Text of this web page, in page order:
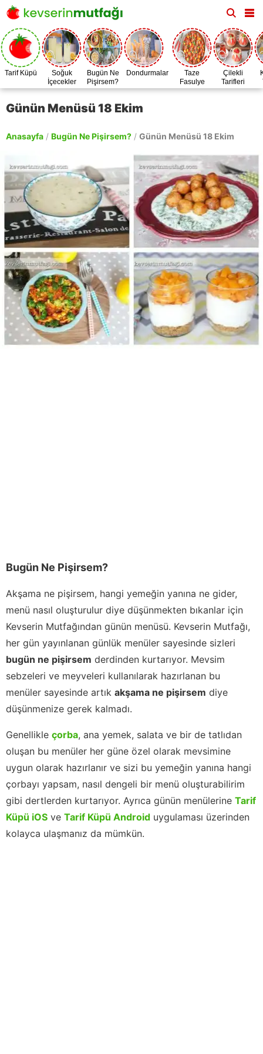
Tarif Küpü
Soğuk
İçecekler
Bugün Ne
Pişirsem?
Dondurmalar
Taze
Fasulye
Zamanı
Çilekli
Tarifleri
Günün Menüsü 18 Ekim
Anasayfa / Bugün Ne Pişirsem? / Günün Menüsü 18 Ekim
Bugün Ne Pişirsem?
Akşama ne pişirsem, hangi yemeğin yanına ne gider,
menü nasıl oluşturulur diye düşünmekten bıkanlar için
Kevserin Mutfağından günün menüsü. Kevserin Mutfağı,
her gün yayınlanan günlük menüler sayesinde sizleri
bugün ne pişirsem derdinden kurtarıyor. Mevsim
sebzeleri ve meyveleri kullanılarak hazırlanan bu
menüler sayesinde artık akşama ne pişirsem diye
düşünmenize gerek kalmadı.
Genellikle çorba, ana yemek, salata ve bir de tatlıdan
oluşan bu menüler her güne özel olarak mevsimine
uygun olarak hazırlanır ve sizi bu yemeğin yanına hangi
çorbayı yapsam, nasıl dengeli bir menü oluşturabilirim
gibi dertlerden kurtarıyor. Ayrıca günün menülerine Tarif
Küpü iOS ve Tarif Küpü Android uygulaması üzerinden
kolayca ulaşmanız da mümkün.